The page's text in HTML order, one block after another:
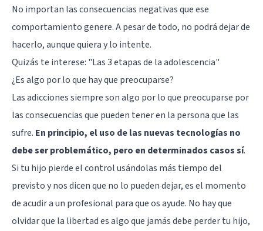
No importan las consecuencias negativas que ese
comportamiento genere. A pesar de todo, no podrá dejar de
hacerlo, aunque quiera y lo intente.
Quizás te interese: "Las 3 etapas de la adolescencia"
¿Es algo por lo que hay que preocuparse?
Las adicciones siempre son algo por lo que preocuparse por
las consecuencias que pueden tener en la persona que las
sufre. En principio, el uso de las nuevas tecnologías no
debe ser problemático, pero en determinados casos sí.
Si tu hijo pierde el control usándolas más tiempo del
previsto y nos dicen que no lo pueden dejar, es el momento
de acudir a un profesional para que os ayude. No hay que
olvidar que la libertad es algo que jamás debe perder tu hijo,